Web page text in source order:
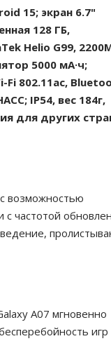
15; экран 6.7"
128 ГБ,
Helio G99,
5000 мА·ч;
Fi 802.11ac,
IP54, вес 184г,
для других
возможностью
с частотой
A07 мгновенно
игр